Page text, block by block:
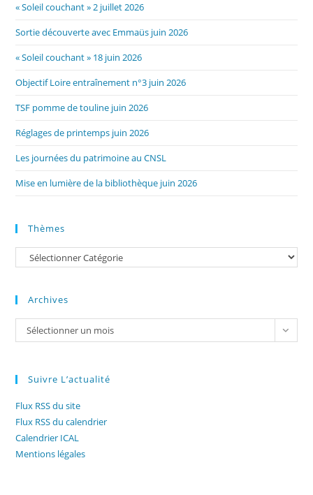
« Soleil couchant » 2 juillet 2026
Sortie découverte avec Emmaüs juin 2026
« Soleil couchant » 18 juin 2026
Objectif Loire entraînement n°3 juin 2026
TSF pomme de touline juin 2026
Réglages de printemps juin 2026
Les journées du patrimoine au CNSL
Mise en lumière de la bibliothèque juin 2026
Thèmes
Catégories
Archives
Archives
Sélectionner un mois
Suivre L’actualité
Flux RSS du site
Flux RSS du calendrier
Calendrier ICAL
Mentions légales